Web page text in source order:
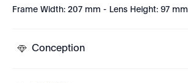
Frame Width: 207 mm - Lens Height: 97 mm
Conception